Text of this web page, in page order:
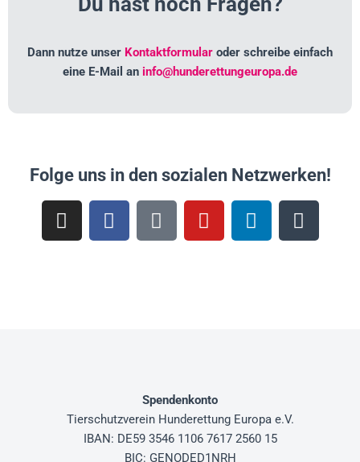
Dann nutze unser Kontaktformular oder schreibe einfach
eine E-Mail an info@hunderettungeuropa.de
Folge uns in den sozialen Netzwerken!
Spendenkonto
Tierschutzverein Hunderettung Europa e.V.
IBAN: DE59 3546 1106 7617 2560 15
BIC: GENODED1NRH